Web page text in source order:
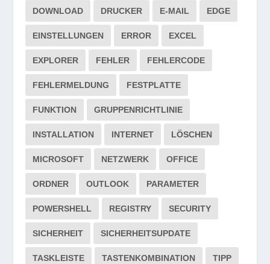
DOWNLOAD DRUCKER E-MAIL EDGE
EINSTELLUNGEN ERROR EXCEL
EXPLORER FEHLER FEHLERCODE
FEHLERMELDUNG FESTPLATTE
FUNKTION GRUPPENRICHTLINIE
INSTALLATION INTERNET LÖSCHEN
MICROSOFT NETZWERK OFFICE
ORDNER OUTLOOK PARAMETER
POWERSHELL REGISTRY SECURITY
SICHERHEIT SICHERHEITSUPDATE
TASKLEISTE TASTENKOMBINATION TIPP